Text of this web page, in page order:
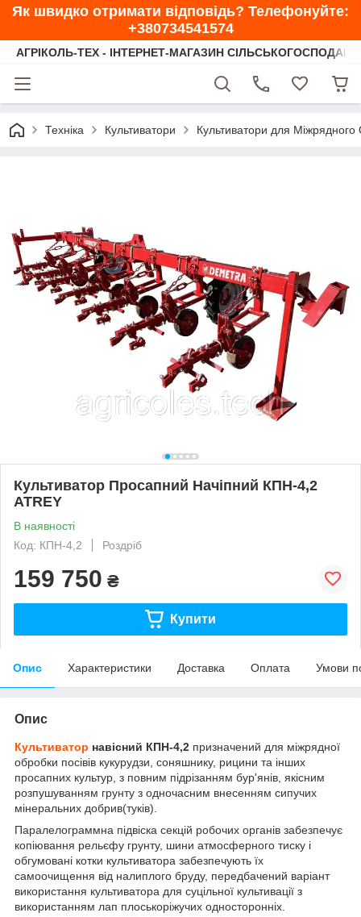
Як швидко отримати відповідь? Телефонуйте:
+380734541574
АГРІКОЛЬ-ТЕХ - ІНТЕРНЕТ-МАГАЗИН
Техніка Культиватори Культиватори для Міжрядного
Культиватор Просапний Начіпний КПН-4,2
ATREY
В наявності
Код: КПН-4,2
Роздріб
159 750 ₴
Купити
Опис Характеристики Доставка Оплата Умови
Опис
Культиватор навісний КПН-4,2 призначений для міжрядної
обробки посівів кукурудзи, соняшнику, рицини та інших
просапних культур, з повним підрізанням бур'янів, якісним
розпушуванням грунту з одночасним внесенням сипучих
мінеральних добрив(туків).
Паралелограммна підвіска секцій робочих органів забезпечує
копіювання рельєфу грунту, шини атмосферного тиску і
обгумовані котки культиватора забезпечують їх
самоочищення від налиплого бруду, передбачений варіант
використання культиватора для суцільної культивації з
використанням лап плоськоріжучих односторонніх.